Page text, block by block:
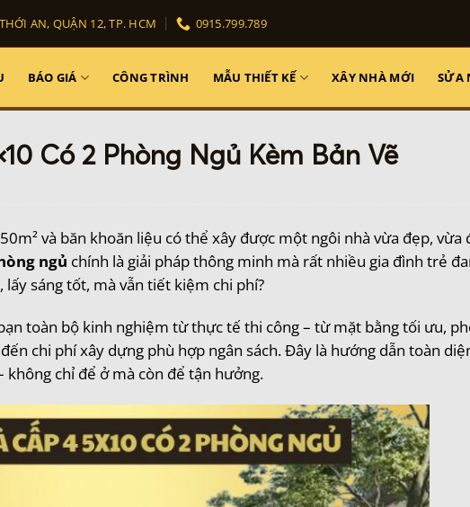
AN, QUẬN 12, TP. HCM 0915.799.789
BÁO GIÁ CÔNG TRÌNH MẪU THIẾT KẾ XÂY NHÀ MỚI SỬA
Có 2 Phòng Ngủ Kèm Bản Vẽ
và băn khoăn liệu có thể xây được một ngôi nhà vừa đẹp, vừa
ngủ chính là giải pháp thông minh mà rất nhiều gia đình trẻ
sáng tốt, mà vẫn tiết kiệm chi phí?
toàn bộ kinh nghiệm từ thực tế thi công – từ mặt bằng tối ưu,
chi phí xây dựng phù hợp ngân sách. Đây là hướng dẫn toàn
chỉ để ở mà còn để tận hưởng.